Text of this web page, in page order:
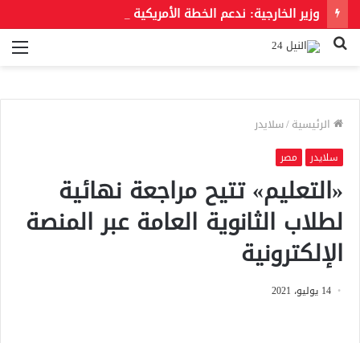
بحث
الرئيسية/سلايدر
سلايدر مصر
«التعليم» تتيح مراجعة نهائية
لطلاب الثانوية العامة عبر المنصة
الإلكترونية
14 يوليو، 2021